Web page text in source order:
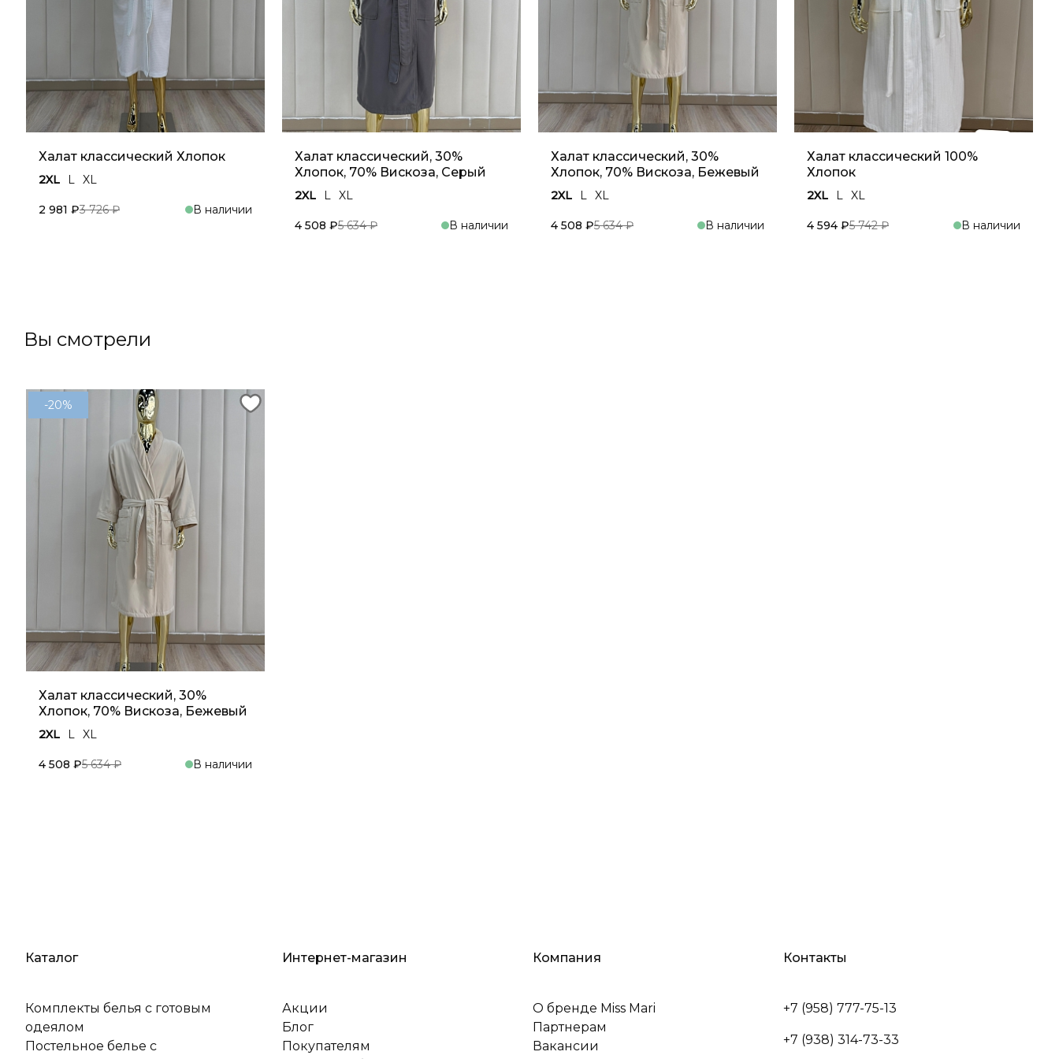
Халат классический Хлопок
2XL L XL
2 981 ₽3 726 ₽ В наличии
Халат классический, 30%
Хлопок, 70% Вискоза, Серый
2XL L XL
4 508 ₽5 634 ₽ В наличии
Халат классический, 30%
Хлопок, 70% Вискоза, Бежевый
2XL L XL
4 508 ₽5 634 ₽ В наличии
Халат классический 100%
Хлопок
2XL L XL
4 594 ₽5 742 ₽ В наличии
Вы смотрели
-20%
Халат классический, 30%
Хлопок, 70% Вискоза, Бежевый
2XL L XL
4 508 ₽5 634 ₽ В наличии
Каталог
Комплекты белья с готовым
одеялом
Постельное белье с
Интернет-магазин
Акции
Блог
Покупателям
Компания
О бренде Miss Mari
Партнерам
Вакансии
Контакты
+7 (958) 777-75-13
+7 (938) 314-73-33